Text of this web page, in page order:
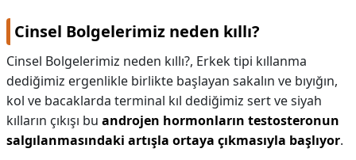
Cinsel Bolgelerimiz neden kıllı?
Cinsel Bolgelerimiz neden kıllı?, Erkek tipi kıllanma
dediğimiz ergenlikle birlikte başlayan sakalın ve bıyığın,
kol ve bacaklarda terminal kıl dediğimiz sert ve siyah
kılların çıkışı bu androjen hormonların testosteronun
salgılanmasındaki artışla ortaya çıkmasıyla başlıyor.